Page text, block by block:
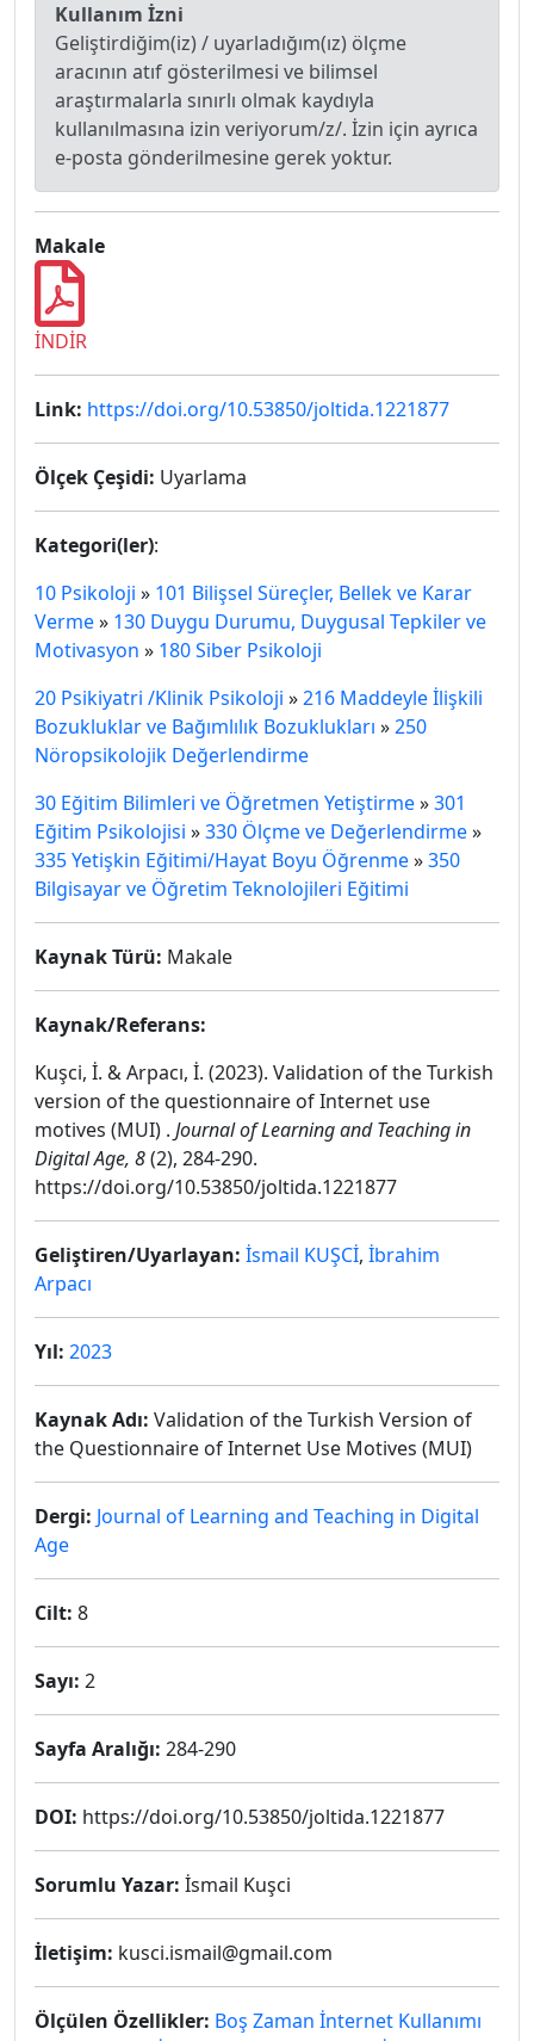
Kullanım İzni
Geliştirdiğim(iz) / uyarladığım(ız) ölçme
aracının atıf gösterilmesi ve bilimsel
araştırmalarla sınırlı olmak kaydıyla
kullanılmasına izin veriyorum/z/. İzin için ayrıca
e-posta gönderilmesine gerek yoktur.
Makale
İNDİR
Link: https://doi.org/10.53850/joltida.1221877
Ölçek Çeşidi: Uyarlama
Kategori(ler):
10 Psikoloji » 101 Bilişsel Süreçler, Bellek ve Karar
Verme» 130 Duygu Durumu, Duygusal Tepkiler ve
Motivasyon » 180 Siber Psikoloji
20 Psikiyatri /Klinik Psikoloji »216 Maddeyle İlişkili
Bozukluklar ve Bağımlılık Bozuklukları »250
Nöropsikolojik Değerlendirme
30 Eğitim Bilimleri ve Öğretmen Yetiştirme»301
Eğitim Psikolojisi »330 Ölçme ve Değerlendirme»
335 Yetişkin Eğitimi/Hayat Boyu Öğrenme»350
Bilgisayar ve Öğretim Teknolojileri Eğitimi
Kaynak Türü: Makale
Kaynak/Referans:
Kuşci, İ. & Arpacı, İ. (2023). Validation of the Turkish
version of the questionnaire of Internet use
motives (MUI) . Journal of Learning and Teaching in
Digital Age, 8(2), 284-290.
https://doi.org/10.53850/joltida.1221877
Geliştiren/Uyarlayan: İsmail KUŞCİ, İbrahim
Arpacı
Yıl: 2023
Kaynak Adı: Validation of the Turkish Version of
the Questionnaire of Internet Use Motives (MUI)
Dergi: Journal of Learning and Teaching in Digital
Age
Cilt: 8
Sayı: 2
Sayfa Aralığı: 284-290
DOI: https://doi.org/10.53850/joltida.1221877
Sorumlu Yazar: İsmail Kuşci
İletişim: kusci.ismail@gmail.com
Ölçülen Özellikler: Boş Zaman İnternet Kullanımı